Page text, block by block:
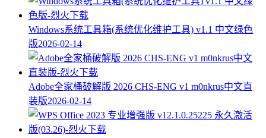
Windows系统工具箱(系统优化维护工具) v1.1 中文绿色
版2026-02-14
Adobe全家桶破解版 2026 CHS-ENG v1 m0nkrus中文直
装版2026-02-14